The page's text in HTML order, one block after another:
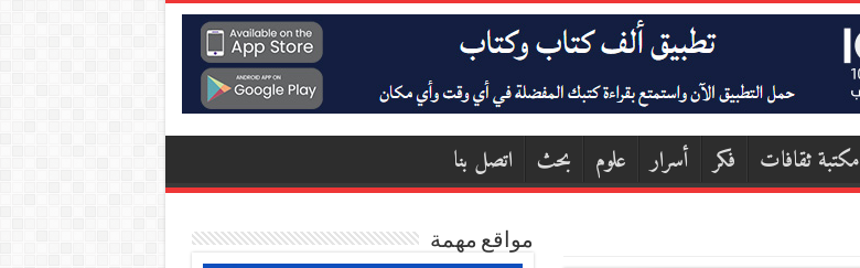
مكتبة ثقافات فكر أسرار علوم بحث اتصل بنا
مواقع مهمة